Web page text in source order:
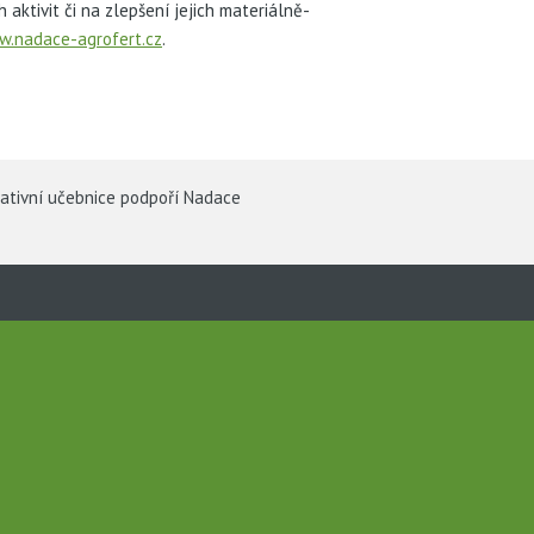
aktivit či na zlepšení jejich materiálně-
agrofert.cz.
učebnice podpoří Nadace